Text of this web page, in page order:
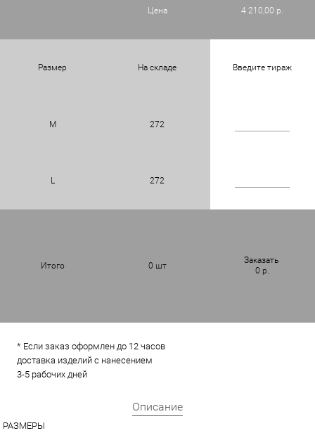
Цена 4 210,00 р.
Размер На складе Введите тираж
M 272
L 272
Итого 0 шт
Заказать
0 р.
* Если заказ оформлен до 12 часов
доставка изделий с нанесением
3-5 рабочих дней
Описание
РАЗМЕРЫ